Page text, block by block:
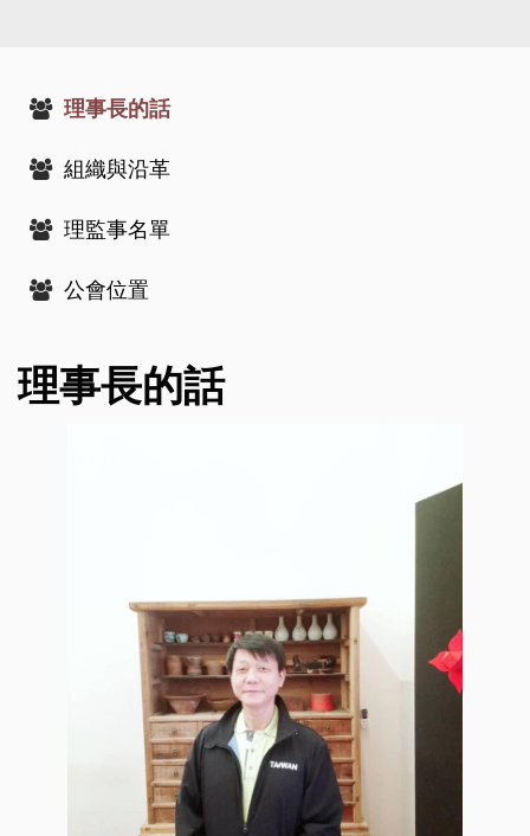
理事長的話
組織與沿革
理監事名單
公會位置
理事長的話